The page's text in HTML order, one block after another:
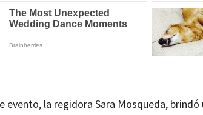
evento, la regidora Sara Mosqueda, brindó